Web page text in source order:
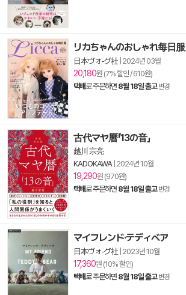
リカちゃんのおしゃれ每日服
日本ヴォ-グ社 2024년 03월
20,180원 (7% 할인 / 610원)
택배로 주문하면 8월 18일 출고 변경
古代マヤ曆「13の音」
越川 宗亮
KADOKAWA| 2024년 10월
19,290원 (970원)
택배로 주문하면 8월 18일 출고 변경
マイフレンド·テディベア
日本ヴォ-グ社 2023년 10월
17,360원 (10% 할인)
택배로 주문하면 8월 18일 출고 변경